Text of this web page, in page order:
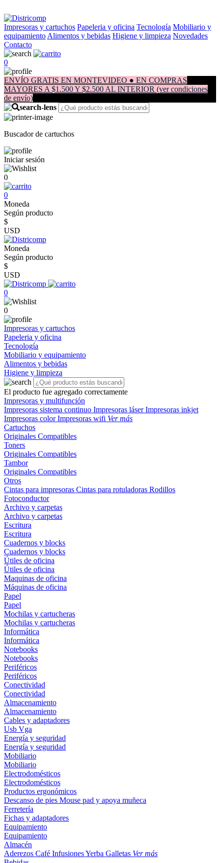
Impresoras y cartuchos Papeleria y oficina Tecnología Mobiliario y
equipamiento Alimentos y bebidas Higiene y limpieza Novedades
Contacto
0
ENVÍO GRATIS EN MONTEVIDEO ● EN COMPRAS
MAYORES A $1.500 Y $2.500 AL INTERIOR (ver condiciones
de envío)
Buscador de cartuchos
Iniciar sesión
0
0
Moneda
Según producto
$
USD
Moneda
Según producto
$
USD
0
0
Impresoras y cartuchos
Papeleria y oficina
Tecnología
Mobiliario y equipamiento
Alimentos y bebidas
Higiene y limpieza
El producto fue agregado correctamente
Impresoras y multifunción
Impresoras sistema continuo Impresoras láserImpresoras inkjet
Impresoras colorImpresoras wifi Ver más
Cartuchos
Originales Compatibles
Toners
Originales Compatibles
Tambor
Originales Compatibles
Otros
Cintas para impresoras Cintas para rotuladoras Rodillos
Fotoconductor
Archivo y carpetas
Archivo y carpetas
Escritura
Escritura
Cuadernos y blocks
Cuadernos y blocks
Útiles de oficina
Útiles de oficina
Maquinas de oficina
Máquinas de oficina
Papel
Papel
Mochilas y cartucheras
Mochilas y cartucheras
Informática
Informática
Notebooks
Notebooks
Periféricos
Periféricos
Conectividad
Conectividad
Almacenamiento
Almacenamiento
Cables y adaptadores
Usb Vga
Energía y seguridad
Energía y seguridad
Mobiliario
Mobiliario
Electrodomésticos
Electrodomésticos
Productos ergonómicos
Descanso de pies Mouse pad y apoya muñeca
Ferretería
Fichas y adaptadores
Equipamiento
Equipamiento
Almacén
Aderezos Café InfusionesYerba Galletas Ver más